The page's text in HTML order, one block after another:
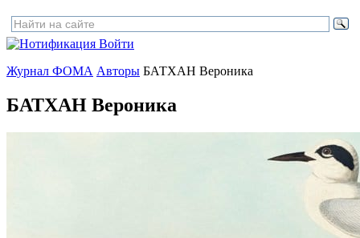
Войти
Журнал ФОМА Авторы БАТХАН Вероника
БАТХАН Вероника